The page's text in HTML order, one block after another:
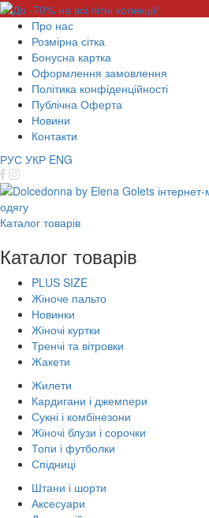
Про нас
Розмірна сітка
Бонусна картка
Оформлення замовлення
Політика конфіденційності
Публічна Оферта
Новини
Контакти
РУС УКР ENG
Каталог товарів
Каталог товарів
PLUS SIZE
Жіноче пальто
Новинки
Жіночі куртки
Тренчі та вітровки
Жакети
Жилети
Кардигани і джемпери
Сукні і комбінезони
Жіночі блузи і сорочки
Топи і футболки
Спідниці
Штани і шорти
Аксесуари